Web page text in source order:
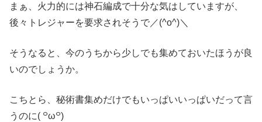
まぁ、火力的には神石編成で十分な気はしていますが、
後々トレジャーを要求されそうで／(^o^)＼
そうなると、今のうちから少しでも集めておいたほうが良
いのでしょうか。
こちとら、秘術書集めだけでもいっぱいいっぱいだって言
うのに( ꒪ω꒪)